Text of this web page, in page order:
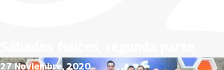
27 Noviembre, 2020